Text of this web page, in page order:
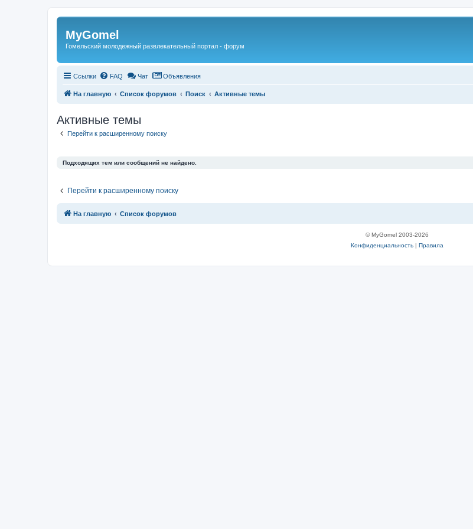
Регистрация
MyGomel
Гомельский молодежный развлекательный портал - форум
Ссылки FAQ Чат Объявления
На главную Список форумов Поиск Активные темы
Активные темы
Перейти к расширенному поиску
Подходящих тем или сообщений не найдено.
Перейти к расширенному поиску
На главную Список форумов
Связаться с
© MyGomel 2003-2026
Конфиденциальность| Правила